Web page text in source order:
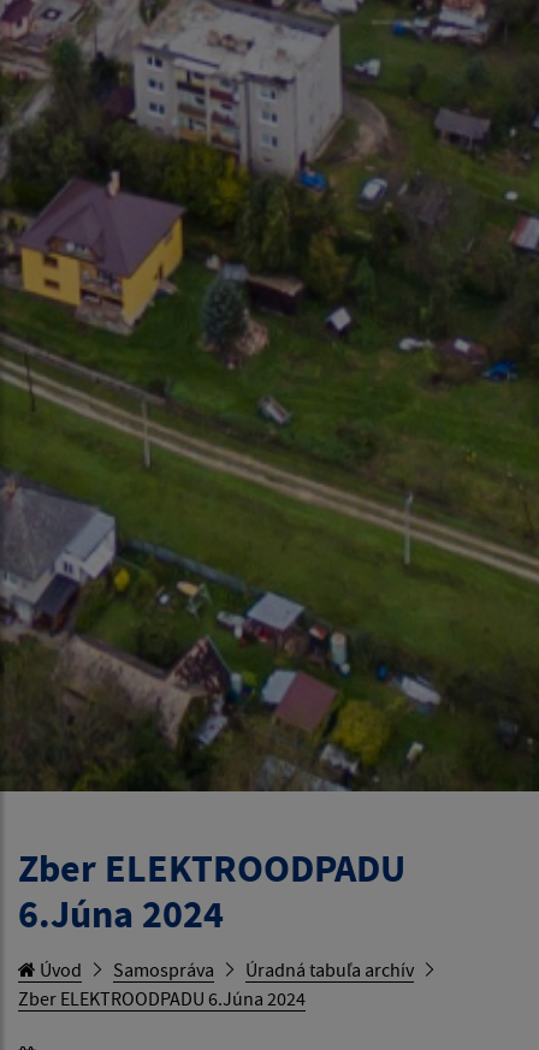
Zber ELEKTROODPADU
6.Júna 2024
Úvod Samospráva
Úradná tabuľa archív
Zber ELEKTROODPADU 6.Júna 2024